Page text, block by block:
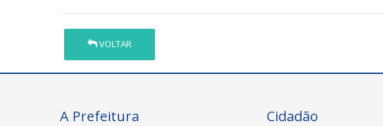
VOLTAR
A Prefeitura Cidadão